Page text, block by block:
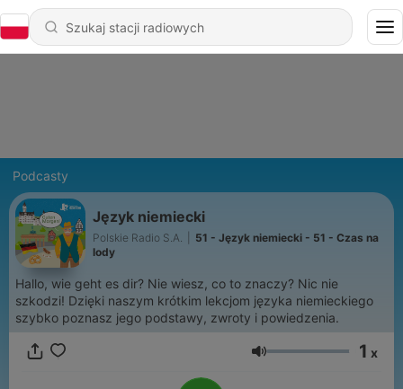
Podcasty
Język niemiecki
Polskie Radio S.A.
51 - Język niemiecki - 51 - Czas na
lody
Hallo, wie geht es dir?​ Nie wiesz, co to znaczy? Nic nie
szkodzi! Dzięki naszym krótkim lekcjom języka niemieckiego
szybko poznasz jego podstawy, zwroty i powiedzenia.
Głośność 1 x